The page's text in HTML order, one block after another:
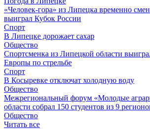
«Человек-гора» из Липецка временно
выиграл Кубок России
Спорт
В Липецке дорожает сахар
Общество
Спортсменка из Липецкой области
Европы по стрельбе
Спорт
В Косыревке отключат холодную воду
Общество
Межрегиональный форум «Молодые
области собрал 150 студентов из 9
Общество
Читать все